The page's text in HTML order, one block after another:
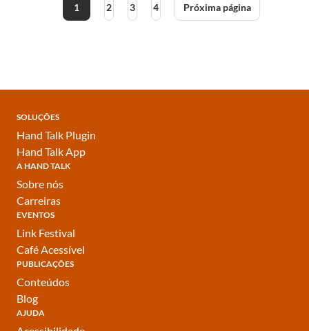
1 2 3 4 Próxima página
SOLUÇÕES
Hand Talk Plugin
Hand Talk App
A HAND TALK
Sobre nós
Carreiras
EVENTOS
Link Festival
Café Acessível
PUBLICAÇÕES
Conteúdos
Blog
AJUDA